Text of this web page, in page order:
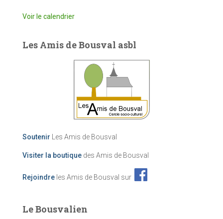
Voir le calendrier
Les Amis de Bousval asbl
Soutenir Les Amis de Bousval
Visiter la boutique des Amis de Bousval
Rejoindre les Amis de Bousval sur
Le Bousvalien